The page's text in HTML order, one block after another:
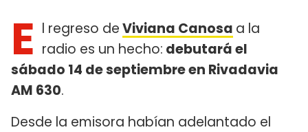
E l regreso deViviana Canosa a la
radio es un hecho: debutará el
sábado 14 de septiembre en Rivadavia
AM 630.
Desde la emisora habían adelantado el